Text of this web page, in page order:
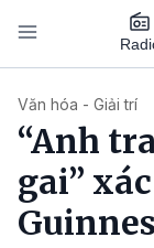
Nhảy đến nội dung
Văn hóa - Giải trí
“Anh
gai”